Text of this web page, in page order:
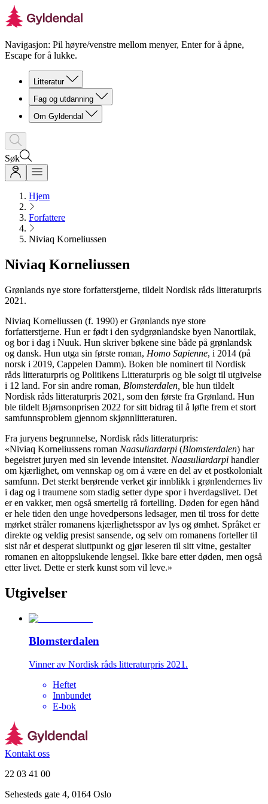
Navigasjon: Pil høyre/venstre mellom menyer, Enter for å åpne,
Escape for å lukke.
Litteratur
Fag og utdanning
Om Gyldendal
Søk
Hjem
Forfattere
Niviaq Korneliussen
Niviaq Korneliussen
Grønlands nye store forfatterstjerne, tildelt Nordisk råds litteraturpris
2021.
Niviaq Korneliussen (f. 1990) er Grønlands nye store
forfatterstjerne. Hun er født i den sydgrønlandske byen Nanortilak,
og bor i dag i Nuuk. Hun skriver bøkene sine både på grønlandsk
og dansk. Hun utga sin første roman, Homo Sapienne, i 2014 (på
norsk i 2019, Cappelen Damm). Boken ble nominert til Nordisk
råds litteraturpris og Politikens Litteraturpris og ble solgt til utgivelse
i 12 land. For sin andre roman, Blomsterdalen, ble hun tildelt
Nordisk råds litteraturpris 2021, som den første fra Grønland. Hun
ble tildelt Bjørnsonprisen 2022 for sitt bidrag til å løfte frem et stort
samfunnsproblem gjennom skjønnlitteraturen.
Fra juryens begrunnelse, Nordisk råds litteraturpris:
«Niviaq Korneliussens roman Naasuliardarpi (Blomsterdalen) har
begeistret juryen med sin levende intensitet. Naasuliardarpi handler
om kjærlighet, om vennskap og om å være en del av et postkolonialt
samfunn. Det sterkt berørende verket gir innblikk i grønlendernes liv
i dag og i traumene som stadig setter dype spor i hverdagslivet. Det
er en vakker, men også smertelig rå fortelling. Døden for egen hånd
er hele tiden den unge hovedpersons ledsager, men til tross for dette
mørket stråler romanens kjærlighetsspor av lys og ømhet. Språket er
direkte og veldig presist sansende, og selv om romanens forteller til
sist når et desperat sluttpunkt og gjør leseren til sitt vitne, gestalter
romanen en altoppslukende lengsel. Ikke bare etter døden, men også
etter livet. Dette er sterk kunst som vil leve.»
Utgivelser
Blomsterdalen
Vinner av Nordisk råds litteraturpris 2021.
Heftet
Innbundet
E-bok
Kontakt oss
22 03 41 00
Sehesteds gate 4, 0164 Oslo